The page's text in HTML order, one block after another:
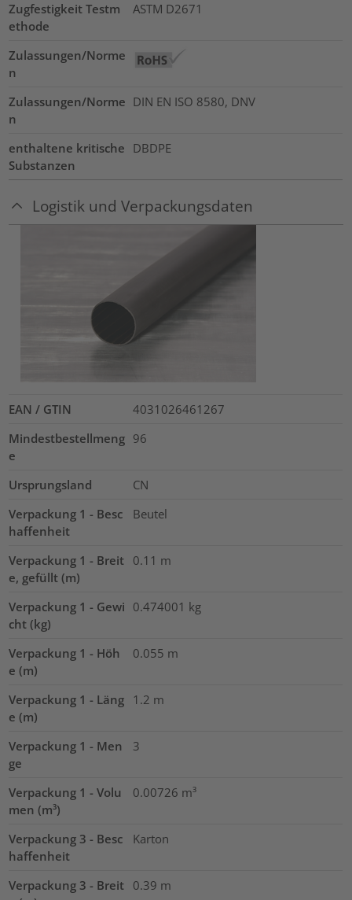
Zugfestigkeit Testm
ethode
ASTM D2671
Zulassungen/Norme
n
Zulassungen/Norme
n
DIN EN ISO 8580, DNV
enthaltene kritische
Substanzen
DBDPE
Logistik und Verpackungsdaten
EAN / GTIN
4031026461267
Mindestbestellmeng
e
96
Ursprungsland
CN
Verpackung 1 - Besc
haffenheit
Beutel
Verpackung 1 - Breit
e, gefüllt (m)
0.11 m
Verpackung 1 - Gewi
cht (kg)
0.474001 kg
Verpackung 1 - Höh
e (m)
0.055 m
Verpackung 1 - Läng
e (m)
1.2 m
Verpackung 1 - Men
ge
3
Verpackung 1 - Volu
men (m³)
0.00726 m³
Verpackung 3 - Besc
haffenheit
Karton
Verpackung 3 - Breit 0.39 m